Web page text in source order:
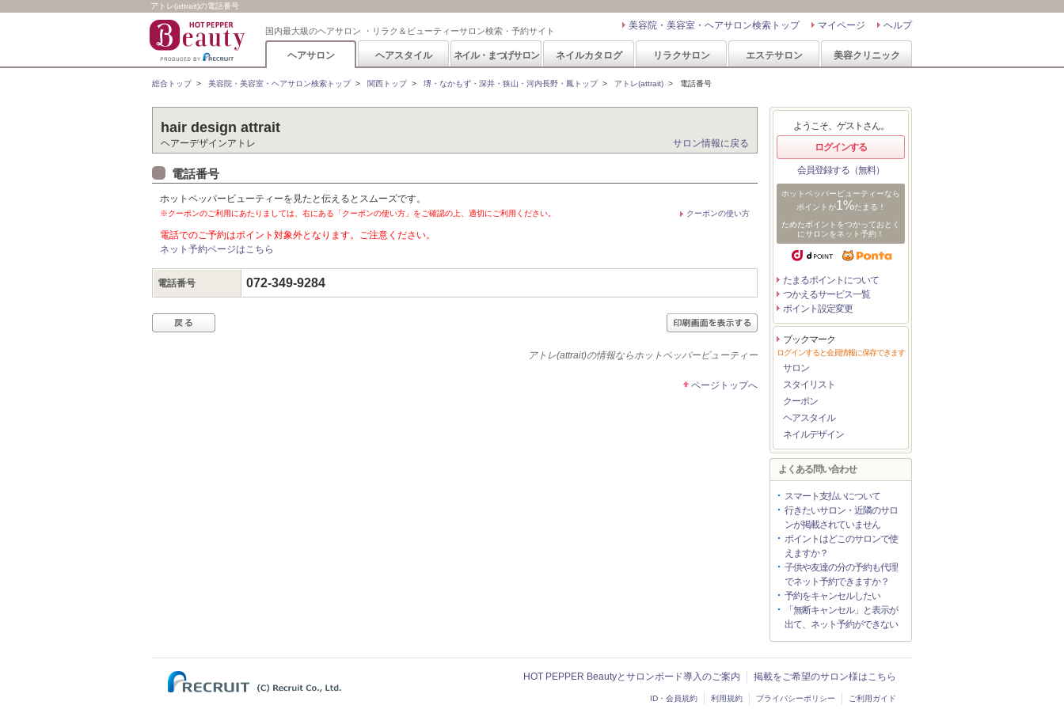
アトレ(attrait)の電話番号
国内最大級のヘアサロン ・リラク＆ビューティーサロン検索・予約サイト ヘルプ
マイページ
美容院・美容室・ヘアサロン検索トップ
ヘアサロン ヘアスタイル ネイル・まつげサロン ネイルカタログ リラクサロン エステサロン 美容クリニック
総合トップ> 美容院・美容室・ヘアサロン検索トップ> 関西トップ> 堺・なかもず・深井・狭山・河内長野・鳳トップ> アトレ(attrait) > 電話番号
hair design attrait
ヘアーデザインアトレ サロン情報に戻る
電話番号
ホットペッパービューティーを見たと伝えるとスムーズです。
※クーポンのご利用にあたりましては、右にある「クーポンの使い方」をご確認の上、適切にご利用ください。 クーポンの使い方
電話でのご予約はポイント対象外となります。ご注意ください。
ネット予約ページはこちら
電話番号 072-349-9284
アトレ(attrait)の情報ならホットペッパービューティー
ページトップへ
ようこそ、ゲストさん。
ログインする
会員登録する（無料）
ホットペッパービューティーなら
ポイントが1%たまる！
ためたポイントをつかっておとく
にサロンをネット予約！
たまるポイントについて
つかえるサービス一覧
ポイント設定変更
ブックマーク
ログインすると会員情報に保存できます
サロン
スタイリスト
クーポン
ヘアスタイル
ネイルデザイン
よくある問い合わせ
スマート支払いについて
行きたいサロン・近隣のサロ
ンが掲載されていません
ポイントはどこのサロンで使
えますか？
子供や友達の分の予約も代理
でネット予約できますか？
予約をキャンセルしたい
「無断キャンセル」と表示が
出て、ネット予約ができない
HOT PEPPER Beautyとサロンボード導入のご案内 掲載をご希望のサロン様はこちら
ID・会員規約 利用規約 プライバシーポリシー ご利用ガイド